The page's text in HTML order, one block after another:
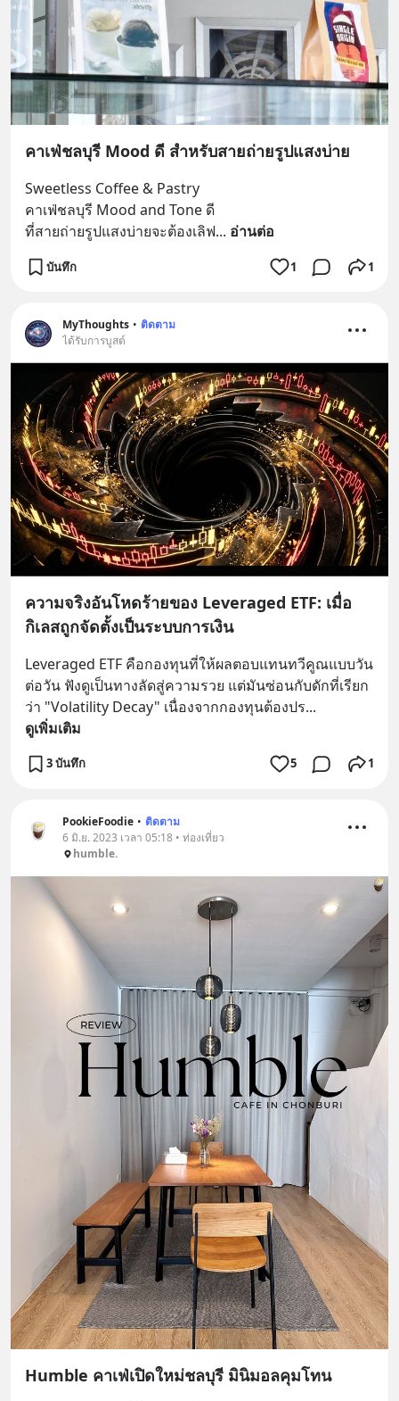
คาเฟ่ชลบุรี Mood ดี สำหรับสายถ่ายรูปแสงบ่าย
Sweetless Coffee & Pastry
คาเฟ่ชลบุรี Mood and Tone ดี
ที่สายถ่ายรูปแสงบ่ายจะต้องเลิฟ... อ่านต่อ
บันทึก 1 1
MyThoughts • ติดตาม
ได้รับการบูสต์
ความจริงอันโหดร้ายของ Leveraged ETF: เมื่อ
กิเลสถูกจัดตั้งเป็นระบบการเงิน
Leveraged ETF คือกองทุนที่ให้ผลตอบแทนทวีคูณแบบวัน
ต่อวัน ฟังดูเป็นทางลัดสู่ความรวย แต่มันซ่อนกับดักที่เรียก
ว่า "Volatility Decay" เนื่องจากกองทุนต้องปร...
ดูเพิ่มเติม
3 บันทึก 5 1
PookieFoodie • ติดตาม
6 มิ.ย. 2023 เวลา 05:18 • ท่องเที่ยว
humble.
Humble คาเฟ่เปิดใหม่ชลบุรี มินิมอลคุมโทน